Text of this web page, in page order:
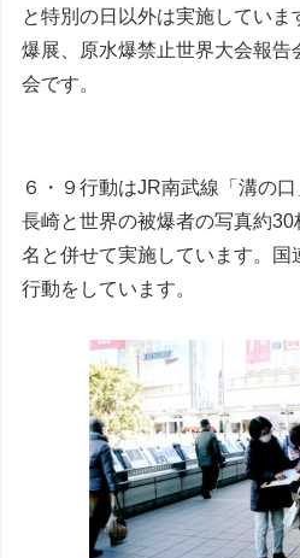
と特別の日以外は実施してい
爆展、原水爆禁止世界大会報告
会です。
６・９行動はJR南武線「溝の
長崎と世界の被爆者の写真約
名と併せて実施しています。国
行動をしています。